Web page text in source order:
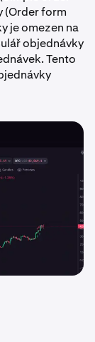
(Order form
je omezen na
objednávky
Tento